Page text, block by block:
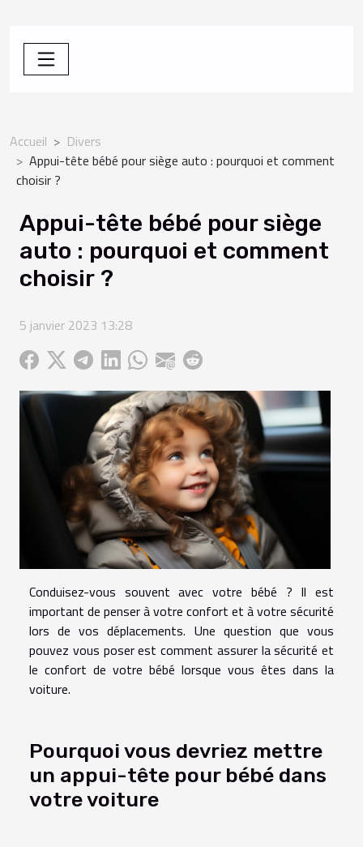
Accueil
Divers
Appui-tête bébé pour siège auto : pourquoi et comment
choisir ?
Appui-tête bébé pour siège
auto : pourquoi et comment
choisir ?
5 janvier 2023 13:28
Conduisez-vous souvent avec votre bébé ? Il est
important de penser à votre confort et à votre sécurité
lors de vos déplacements. Une question que vous
pouvez vous poser est comment assurer la sécurité et
le confort de votre bébé lorsque vous êtes dans la
voiture.
Pourquoi vous devriez mettre
un appui-tête pour bébé dans
votre voiture